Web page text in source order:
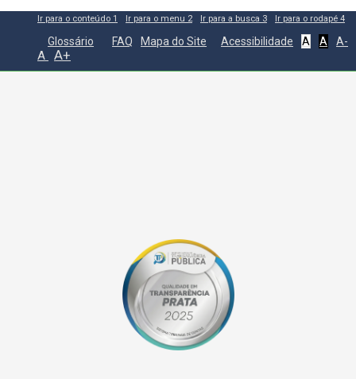
Ir para o conteúdo 1 Ir para o menu 2 Ir para a busca 3 Ir para o rodapé 4
Glossário FAQ Mapa do Site Acessibilidade A A A-
A A+